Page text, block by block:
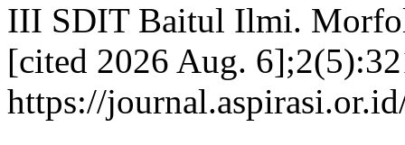
III SDIT Baitul Ilmi.
[cited 2026 Aug.
https://